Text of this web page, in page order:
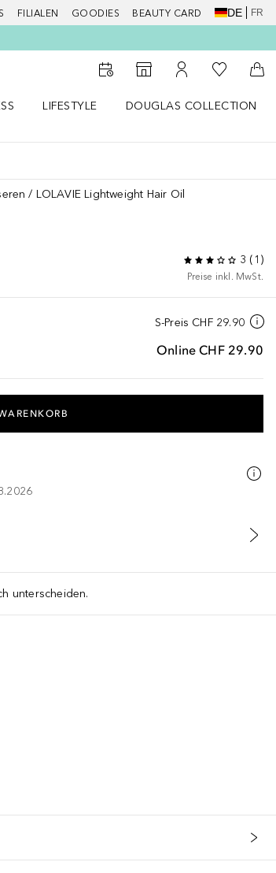
FILIALEN GOODIES BEAUTY CARD DE FR
Zum Storefinder
Zu Meinem
Zu Meiner
LIFESTYLE
DOUGLAS COLLECTION
LOLAVIE Lightweight Hair Oil
3 ( 1 )
Preise inkl. MwSt.
S-Preis CHF 29.90
Online CHF 29.90
unterscheiden.